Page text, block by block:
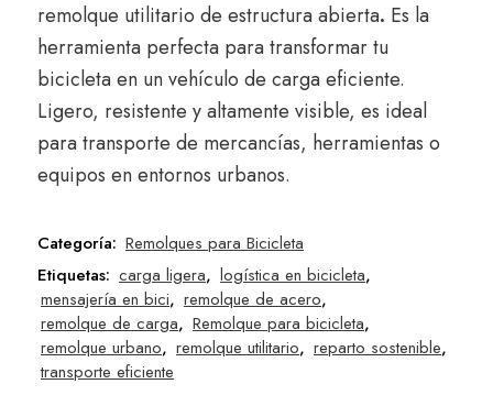
remolque utilitario de estructura abierta. Es la
herramienta perfecta para transformar tu
bicicleta en un vehículo de carga eficiente.
Ligero, resistente y altamente visible, es ideal
para transporte de mercancías, herramientas o
equipos en entornos urbanos.
Categoría: Remolques para Bicicleta
Etiquetas: carga ligera, logística en bicicleta,
mensajería en bici, remolque de acero,
remolque de carga, Remolque para bicicleta,
remolque urbano, remolque utilitario, reparto sostenible,
transporte eficiente